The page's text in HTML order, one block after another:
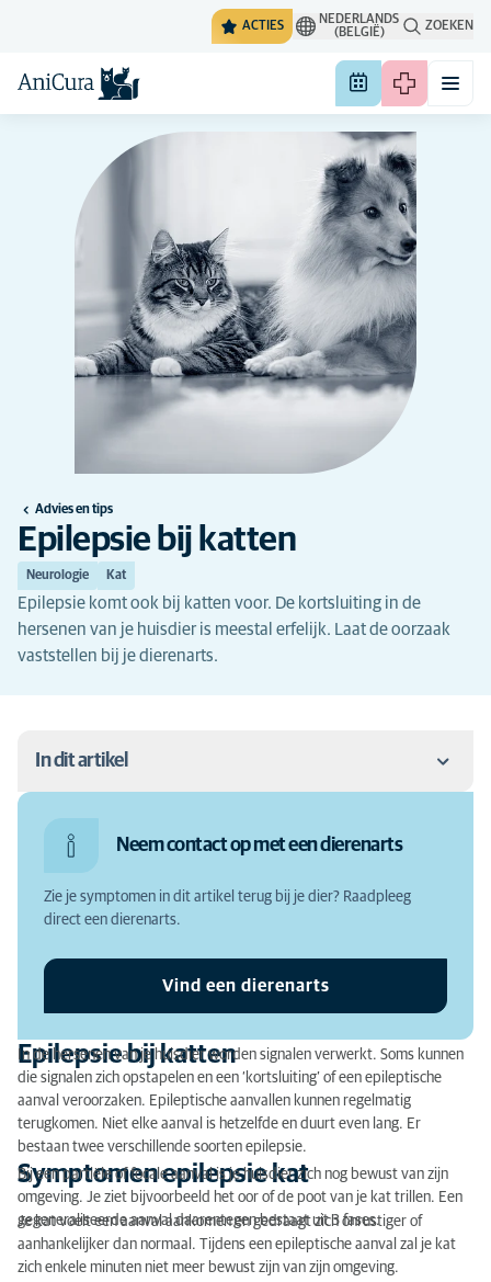
ACTIES
NEDERLANDS
(BELGIË)
ZOEKEN
Advies en tips
Epilepsie bij katten
Neurologie Kat
Epilepsie komt ook bij katten voor. De kortsluiting in de
hersenen van je huisdier is meestal erfelijk. Laat de oorzaak
vaststellen bij je dierenarts.
In dit artikel
Oorzaken van epilepsie bij katten
Epilepsie kat: de behandeling
Neem contact op met een dierenarts
Zie je symptomen in dit artikel terug bij je dier? Raadpleeg
direct een dierenarts.
Vind een dierenarts
Epilepsie bij katten
In de hersenen van je huisdier worden signalen verwerkt. Soms kunnen
die signalen zich opstapelen en een ‘kortsluiting’ of een epileptische
aanval veroorzaken. Epileptische aanvallen kunnen regelmatig
terugkomen. Niet elke aanval is hetzelfde en duurt even lang. Er
bestaan twee verschillende soorten epilepsie.
Symptomen epilepsie kat
Bij een partiële of focale aanval is je huisdier zich nog bewust van zijn
omgeving. Je ziet bijvoorbeeld het oor of de poot van je kat trillen. Een
gegeneraliseerde aanval daarentegen bestaat uit 3 fases.
Je kat voelt een aanval aankomen en gedraagt zich onrustiger of
aanhankelijker dan normaal. Tijdens een epileptische aanval zal je kat
zich enkele minuten niet meer bewust zijn van zijn omgeving.